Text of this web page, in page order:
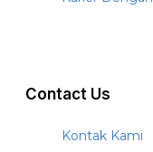
Contact Us
Kontak Kami